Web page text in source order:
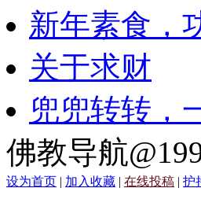
新年素食，
关于求财
兜兜转转，
佛教导航
设为首页 | 加入收藏 | 在线投稿 | 护